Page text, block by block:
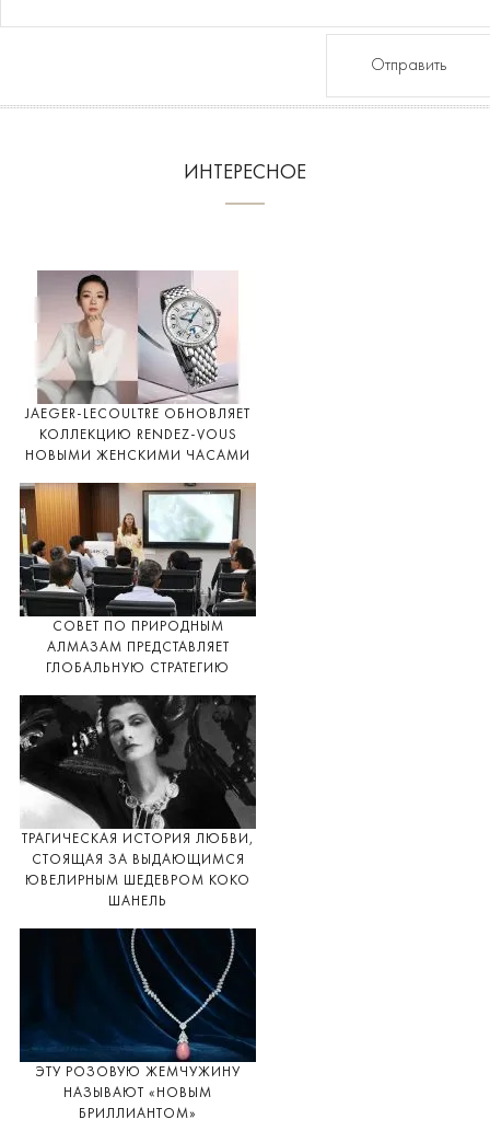
Отправить
ИНТЕРЕСНОЕ
JAEGER-LECOULTRE ОБНОВЛЯЕТ
КОЛЛЕКЦИЮ RENDEZ-VOUS
НОВЫМИ ЖЕНСКИМИ ЧАСАМИ
СОВЕТ ПО ПРИРОДНЫМ
АЛМАЗАМ ПРЕДСТАВЛЯЕТ
ГЛОБАЛЬНУЮ СТРАТЕГИЮ
ТРАГИЧЕСКАЯ ИСТОРИЯ ЛЮБВИ,
СТОЯЩАЯ ЗА ВЫДАЮЩИМСЯ
ЮВЕЛИРНЫМ ШЕДЕВРОМ КОКО
ШАНЕЛЬ
ЭТУ РОЗОВУЮ ЖЕМЧУЖИНУ
НАЗЫВАЮТ «НОВЫМ
БРИЛЛИАНТОМ»